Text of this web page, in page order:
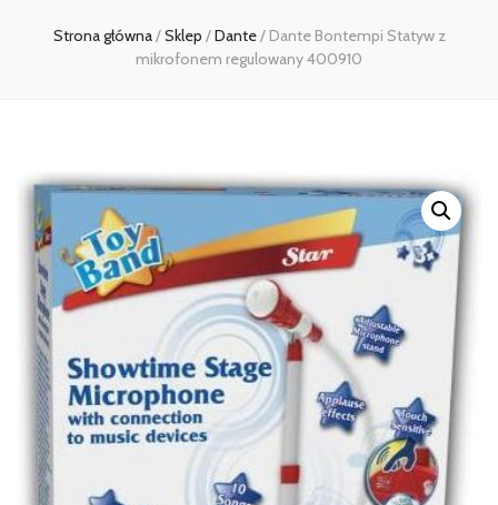
Strona główna/Sklep /Dante/ Dante Bontempi Statyw z
mikrofonem regulowany 400910